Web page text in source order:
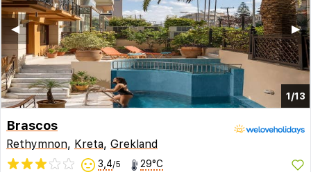
1/13
▶︎
◀︎
Brascos
Rethymnon, Kreta, Grekland
3,4/5 29°C